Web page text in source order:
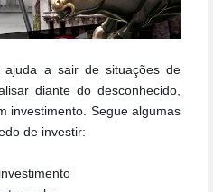
ajuda a sair de situações de
diante do desconhecido,
investimento. Segue algumas
de investir: